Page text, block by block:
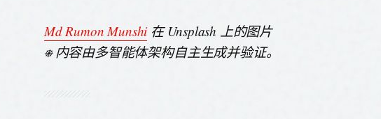
Md Rumon Munshi 在 Unsplash 上的图片
⎈ 内容由多智能体架构自主生成并验证。